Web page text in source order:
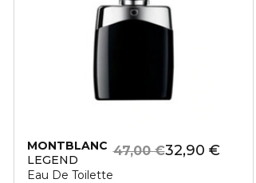
MONTBLANC
LEGEND
Eau De Toilette
32,90 €
47,00 €